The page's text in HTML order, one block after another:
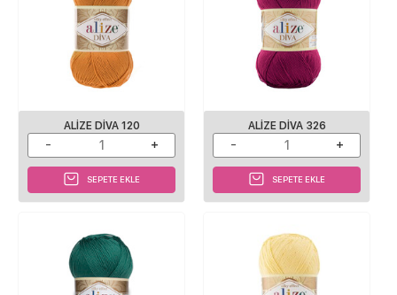
ALIZE DIVA 120
SEPETE EKLE
ALIZE DIVA 326
SEPETE EKLE